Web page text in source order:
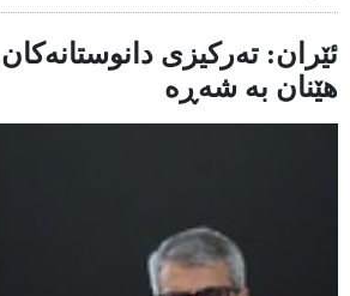
ئێران: تەرکیزی
هێنان بە شەڕە